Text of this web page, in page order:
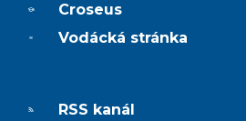
Croseus
Vodácká stránka
RSS kanál